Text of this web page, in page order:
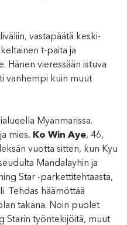
vastapäätä keski-
t-paita ja
Hänen vieressään istuva
vanhempi kuin muut
Myanmarissa.
mies, Ko Win Aye, 46,
vuotta sitten, kun Kyu
Mandalayhin ja
Star -parkettitehtaasta,
Tehdas häämöttää
takana. Noin puolet
Starin työntekijöitä, muut